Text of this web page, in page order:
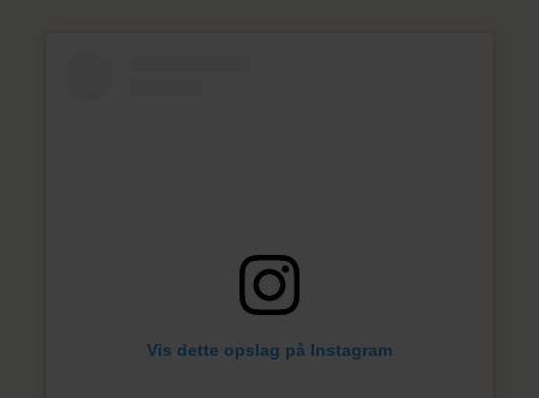
Vis dette opslag på Instagram